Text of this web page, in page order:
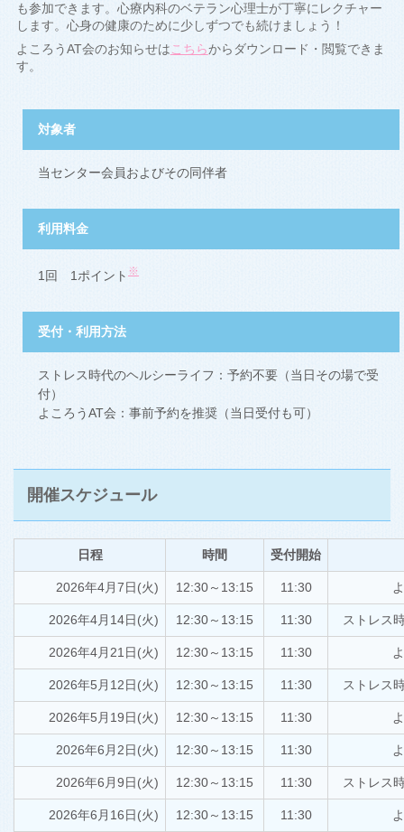
も参加できます。心療内科のベテラン心理士が丁寧にレクチャー
します。心身の健康のために少しずつでも続けましょう！
よころうAT会のお知らせはこちらからダウンロード・閲覧できま
す。
対象者
当センター会員およびその同伴者
利用料金
1回 1ポイント ※
受付・利用方法
ストレス時代のヘルシーライフ：予約不要（当日その場で受
付）
よころうAT会：事前予約を推奨（当日受付も可）
開催スケジュール
日程 時間 受付開始
2026年4月7日(火) 12:30～13:15 11:30
2026年4月14日(火) 12:30～13:15 11:30 ストレス
2026年4月21日(火) 12:30～13:15 11:30
2026年5月12日(火) 12:30～13:15 11:30 ストレス
2026年5月19日(火) 12:30～13:15 11:30
2026年6月2日(火) 12:30～13:15 11:30
2026年6月9日(火) 12:30～13:15 11:30 ストレス
2026年6月16日(火) 12:30～13:15 11:30